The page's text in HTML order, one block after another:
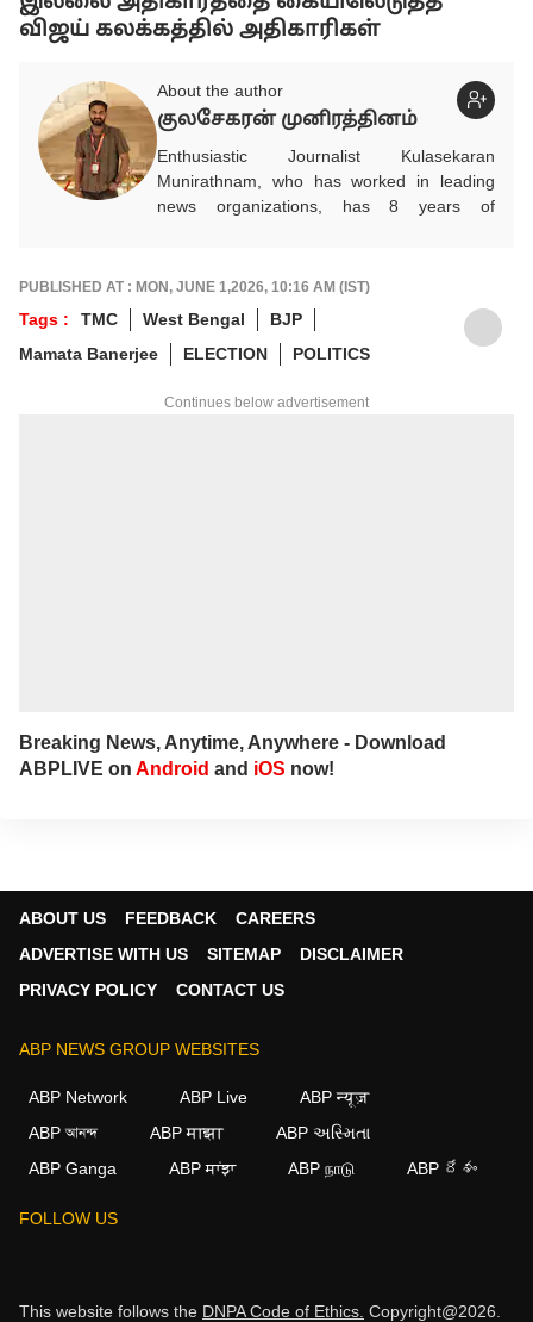
விஜய் கலக்கத்தில் அதிகாரிகள்
About the author
குலசேகரன் முனிரத்தினம்
Enthusiastic Journalist Kulasekaran
Munirathnam, who has worked in leading
news organizations, has 8 years of
completing his studies in Mechanical
Engineering. He researches and provides
accurate and detailed updated news on
automobiles, which play a vital role in
future savings, and infrastructure for
PUBLISHED AT : MON, JUNE 1,2026, 10:16 AM (IST)
Tags : TMC West Bengal
BJP
Mamata Banerjee
ELECTION POLITICS
Continues below advertisement
Breaking News, Anytime, Anywhere - Download
ABPLIVE on Android and iOS now!
ABOUT US FEEDBACK
CAREERS
ADVERTISE WITH US
SITEMAP
DISCLAIMER
PRIVACY POLICY
CONTACT US
ABP NEWS GROUP WEBSITES
ABP Network ABP Live
ABP न्यूज़
ABP আনন্দ
ABP माझा
ABP અસ્મિતા
ABP Ganga
ABP ਸਾਂਝਾ ABP நாடு ABP దేశం
FOLLOW US
This website follows the DNPA Code of Ethics. Copyright@2026.